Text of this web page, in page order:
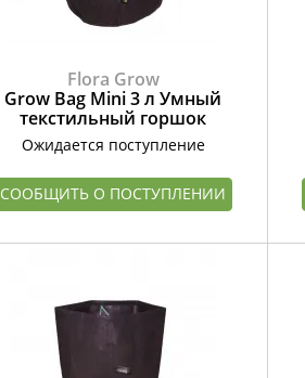
Flora Grow
Grow Bag Mini 3 л Умный
текстильный горшок
Ожидается поступление
СООБЩИТЬ О ПОСТУПЛЕНИИ